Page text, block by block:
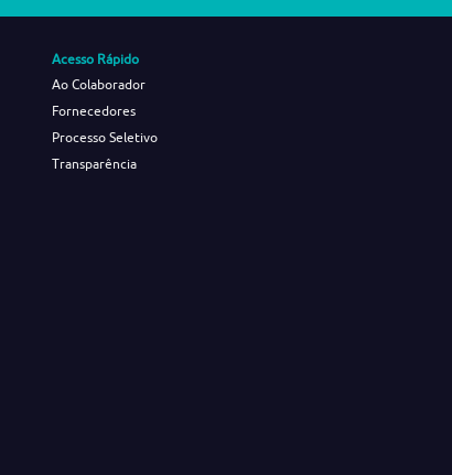
Acesso Rápido
Ao Colaborador
Fornecedores
Processo Seletivo
Transparência